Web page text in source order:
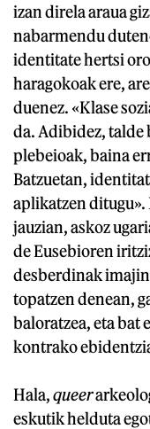
izan direla araua
nabarmendu
identitate hertsi
haragokoak ere,
duenez. «Klase
da. Adibidez, talde
plebeioak, baina
Batzuetan,
aplikatzen
jauzian, askoz
de Eusebioren
desberdinak
topatzen denean,
baloratzea, eta bat
kontrako
Hala,queer
eskutik helduta